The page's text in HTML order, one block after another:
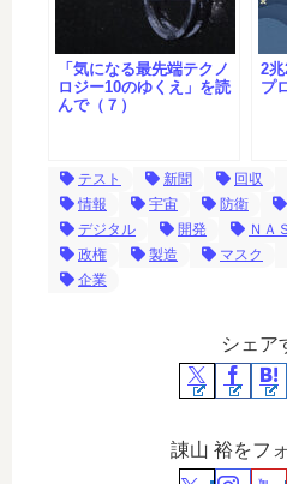
「気になる最先端テクノ
ロジー10のゆくえ」を読
んで（７）
2
プ
テスト 新聞 回収
情報
宇宙 防衛
デジタル
開発 ＮＡ
政権
製造 マスク
企業
シェア
諌山 裕をフ